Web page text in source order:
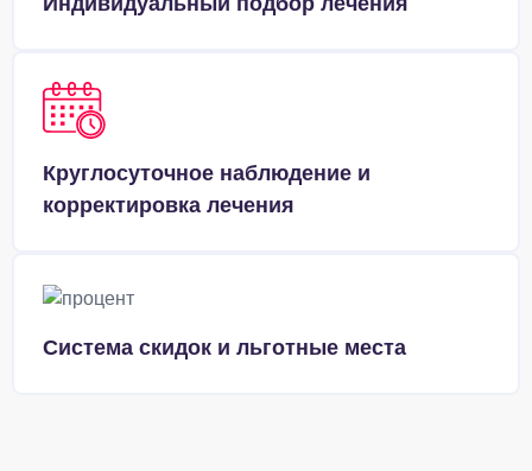
Круглосуточное наблюдение и
корректировка лечения
Система скидок и льготные места